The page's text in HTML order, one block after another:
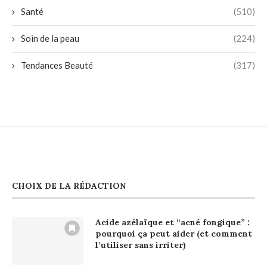
Santé (510)
Soin de la peau (224)
Tendances Beauté (317)
CHOIX DE LA RÉDACTION
Acide azélaïque et “acné fongique” :
pourquoi ça peut aider (et comment
l’utiliser sans irriter)